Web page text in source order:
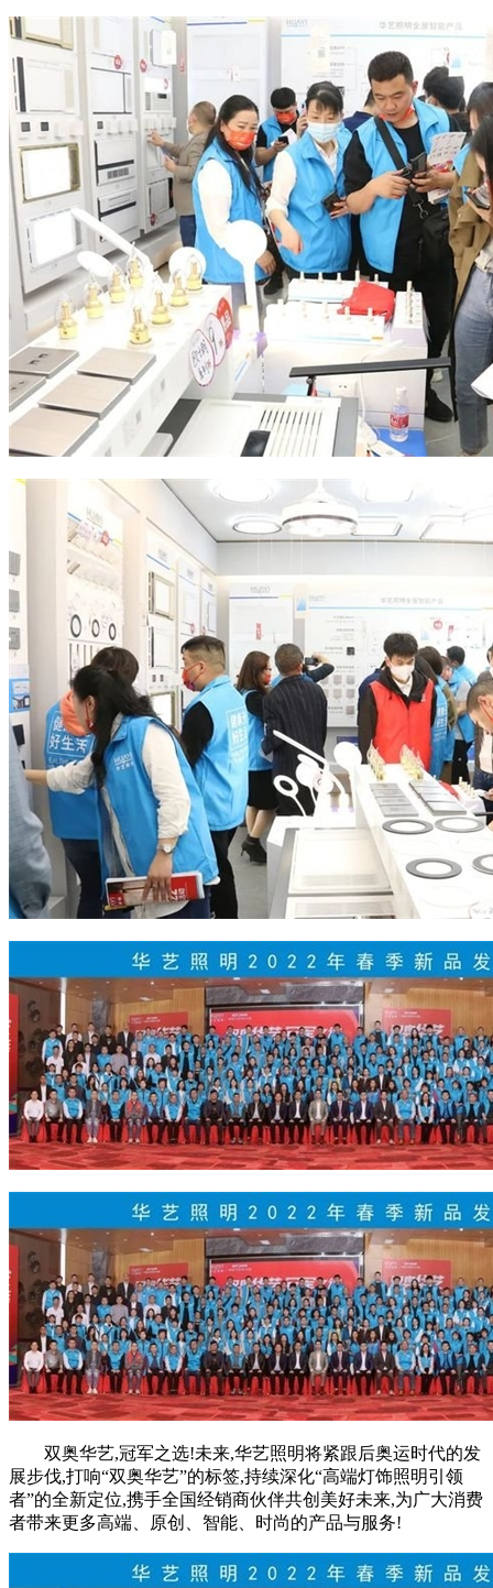
双奥华艺,冠军之选!未来,华艺照明将紧跟后奥运时代的发
展步伐,打响“双奥华艺”的标签,持续深化“高端灯饰照明引领
者”的全新定位,携手全国经销商伙伴共创美好未来,为广大消费
者带来更多高端、原创、智能、时尚的产品与服务!